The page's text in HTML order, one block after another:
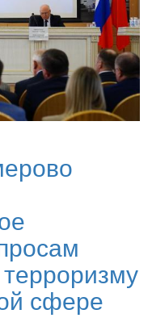
сфере